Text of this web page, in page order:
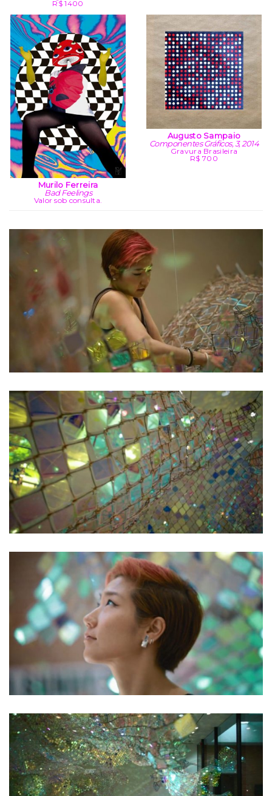
R$ 1400
Murilo Ferreira
Bad Feelings
Valor sob consulta.
Augusto Sampaio
Componentes Gráficos, 3, 2014
Gravura Brasileira
R$ 700